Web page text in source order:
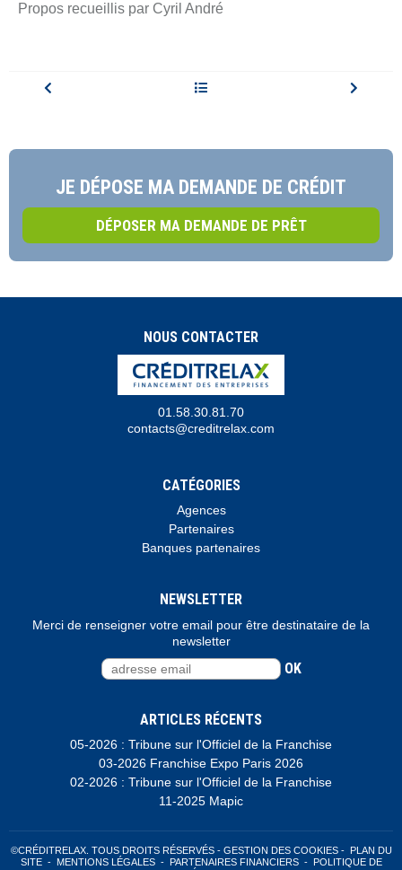
Propos recueillis par Cyril André
JE DÉPOSE MA DEMANDE DE CRÉDIT
DÉPOSER MA DEMANDE DE PRÊT
NOUS CONTACTER
01.58.30.81.70
contacts@creditrelax.com
CATÉGORIES
Agences
Partenaires
Banques partenaires
NEWSLETTER
Merci de renseigner votre email pour être destinataire de la
newsletter
OK
ARTICLES RÉCENTS
05-2026 : Tribune sur l'Officiel de la Franchise
03-2026 Franchise Expo Paris 2026
02-2026 : Tribune sur l'Officiel de la Franchise
11-2025 Mapic
©CRÉDITRELAX. TOUS DROITS RÉSERVÉS - GESTION DES COOKIES-
PLAN DU
SITE- MENTIONS LÉGALES- PARTENAIRES FINANCIERS-
POLITIQUE DE